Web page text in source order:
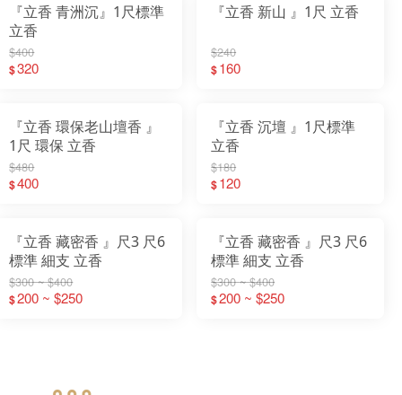
『立香 青洲沉』1尺標準
立香
$400
$320
『立香 新山 』1尺 立香
$240
$160
『立香 環保老山壇香 』
1尺 環保 立香
$480
$400
『立香 沉壇 』1尺標準
立香
$180
$120
『立香 藏密香 』尺3 尺6
標準 細支 立香
$300 ~ $400
$200 ~ $250
『立香 藏密香 』尺3 尺6
標準 細支 立香
$300 ~ $400
$200 ~ $250